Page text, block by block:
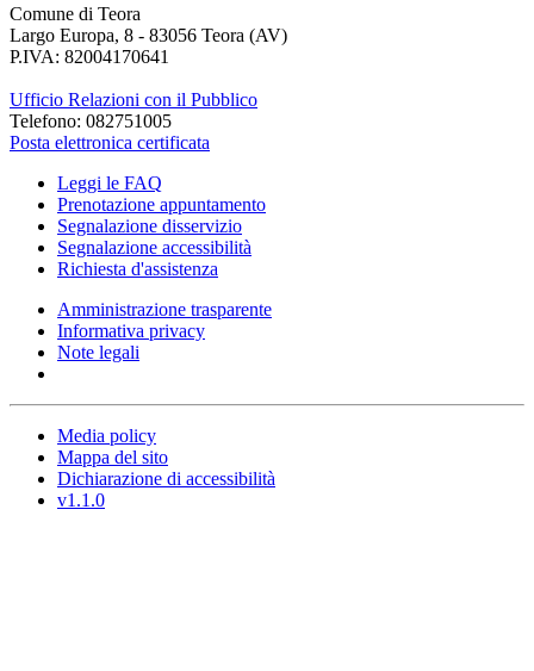
Comune di Teora
Largo Europa, 8 - 83056 Teora (AV)
P.IVA: 82004170641
Ufficio Relazioni con il Pubblico
Telefono: 082751005
Posta elettronica certificata
Leggi le FAQ
Prenotazione appuntamento
Segnalazione disservizio
Segnalazione accessibilità
Richiesta d'assistenza
Amministrazione trasparente
Informativa privacy
Note legali
Media policy
Mappa del sito
Dichiarazione di accessibilità
v1.1.0